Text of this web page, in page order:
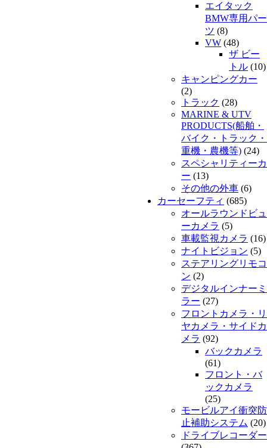
エイタック
BMW専用パー
ツ (8)
VW (48)
ザ ビー
トル (10)
キャンピングカー
(2)
トラック (28)
MARINE & UTV
PRODUCTS(船舶・
バイク・トラック・
重機・農機等) (24)
スペシャリティーカ
ー (13)
その他の外車 (6)
カーセーフティ (685)
オールラウンドビュ
ーカメラ (5)
車載監視カメラ (16)
ナイトビジョン (5)
ステアリングリモコ
ン (2)
デジタルインナーミ
ラー (27)
フロントカメラ・リ
ヤカメラ・サイドカ
メラ (92)
バックカメラ
(61)
フロント・バ
ックカメラ
(25)
モービルアイ衝突防
止補助システム (20)
ドライブレコーダー